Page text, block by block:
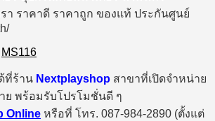
MS116
ที่ร้าน Nextplayshop สาขาที่เปิดจำหน่าย
พร้อมรับโปรโมชั่นดี ๆ
Online หรือที่ โทร. 087-984-2890 (ตั้งแต่